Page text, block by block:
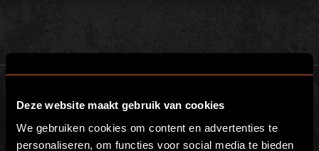
Deze website maakt gebruik van cookies
We gebruiken cookies om content en advertenties te
personaliseren, om functies voor social media te bieden